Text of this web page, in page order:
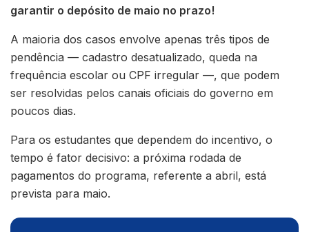
garantir o depósito de maio no prazo!
A maioria dos casos envolve apenas três tipos de
pendência — cadastro desatualizado, queda na
frequência escolar ou CPF irregular —, que podem
ser resolvidas pelos canais oficiais do governo em
poucos dias.
Para os estudantes que dependem do incentivo, o
tempo é fator decisivo: a próxima rodada de
pagamentos do programa, referente a abril, está
prevista para maio.